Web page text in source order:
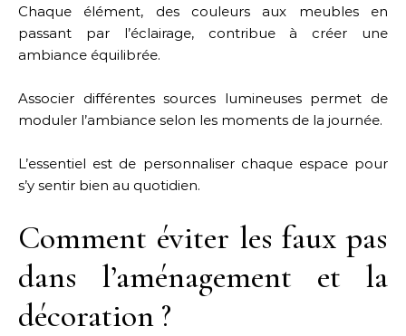
Chaque élément, des couleurs aux meubles en
passant par l’éclairage, contribue à créer une
ambiance équilibrée.
Associer différentes sources lumineuses permet de
moduler l’ambiance selon les moments de la journée.
L’essentiel est de personnaliser chaque espace pour
s’y sentir bien au quotidien.
Comment éviter les faux pas
dans l’aménagement et la
décoration ?